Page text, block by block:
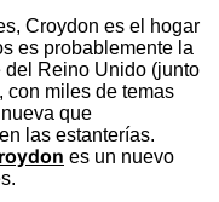
Croydon es el hogar
es probablemente la
Reino Unido (junto
con miles de temas
que
las estanterías.
es un nuevo